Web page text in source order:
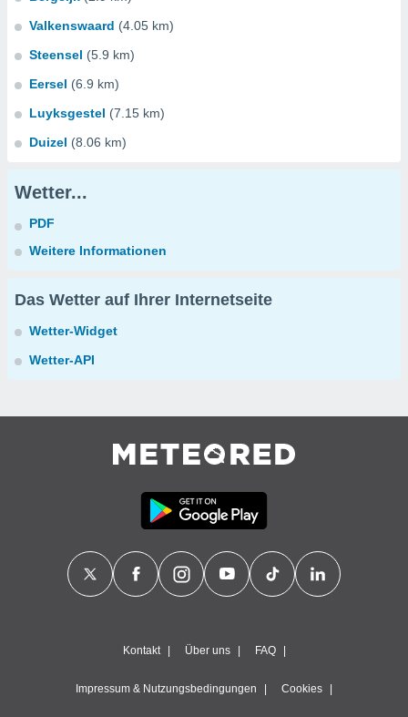
Valkenswaard (4.05 km)
Steensel (5.9 km)
Eersel (6.9 km)
Luyksgestel (7.15 km)
Duizel (8.06 km)
Wetter...
PDF
Weitere Informationen
Das Wetter auf Ihrer Internetseite
Wetter-Widget
Wetter-API
Kontakt Über uns FAQ
Impressum & Nutzungsbedingungen Cookies